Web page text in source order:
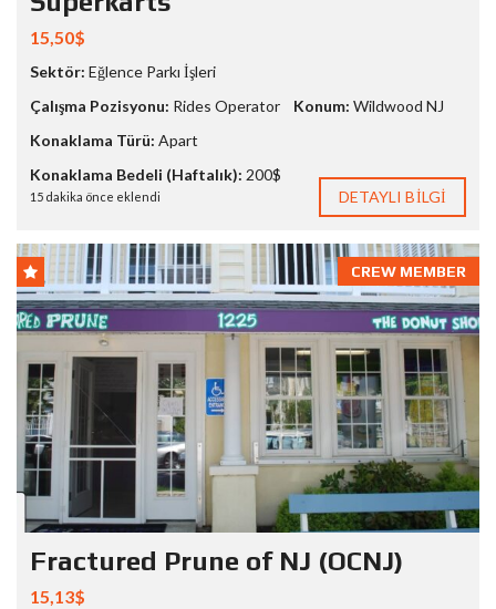
15,50$
Sektör: Eğlence Parkı İşleri
Çalışma Pozisyonu: Rides Operator Konum: Wildwood NJ
Konaklama Türü: Apart
Konaklama Bedeli (Haftalık): 200$
15 dakika önce eklendi DETAYLI BILGI
CREW MEMBER
Fractured Prune of NJ (OCNJ)
15,13$